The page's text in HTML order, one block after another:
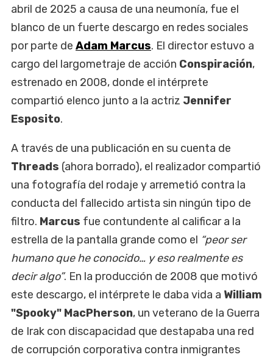
abril de 2025 a causa de una neumonía, fue el
blanco de un fuerte descargo en redes sociales
por parte de Adam Marcus. El director estuvo a
cargo del largometraje de acción Conspiración,
estrenado en 2008, donde el intérprete
compartió elenco junto a la actriz Jennifer
Esposito.
A través de una publicación en su cuenta de
Threads (ahora borrado), el realizador compartió
una fotografía del rodaje y arremetió contra la
conducta del fallecido artista sin ningún tipo de
filtro. Marcus fue contundente al calificar a la
estrella de la pantalla grande como el “peor ser
humano que he conocido… y eso realmente es
decir algo”. En la producción de 2008 que motivó
este descargo, el intérprete le daba vida a William
"Spooky" MacPherson, un veterano de la Guerra
de Irak con discapacidad que destapaba una red
de corrupción corporativa contra inmigrantes